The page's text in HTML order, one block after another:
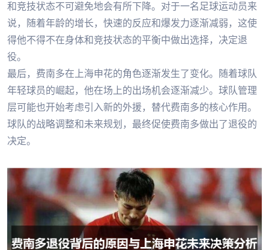
和竞技状态不可避免地会有所下降。对于一名足球运动员来
说，随着年龄的增长，快速的反应和爆发力逐渐减弱，这使
得他不得不在身体和竞技状态的平衡中做出选择，决定退
役。
最后，费南多在上海申花的角色逐渐发生了变化。随着球队
年轻球员的崛起，他在场上的出场机会逐渐减少。球队管理
层可能也开始考虑引入新的外援，替代费南多的核心作用。
球队的战略调整和未来规划，最终促使费南多做出了退役的
决定。